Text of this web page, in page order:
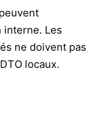
interne. Les
ne doivent pas
locaux.